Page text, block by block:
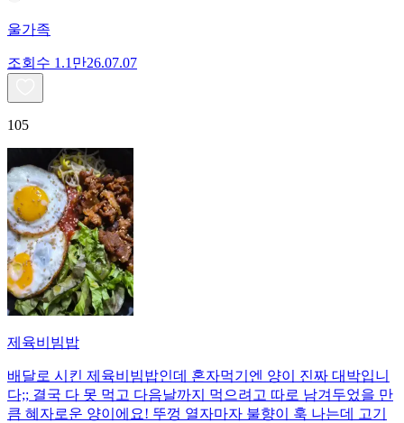
울가족
조회수 1.1만26.07.07
105
제육비빔밥
배달로 시킨 제육비빔밥인데 혼자먹기엔 양이 진짜 대박입니
다;; 결국 다 못 먹고 다음날까지 먹으려고 따로 남겨두었을 만
큼 혜자로운 양이에요! 뚜껑 열자마자 불향이 훅 나는데 고기